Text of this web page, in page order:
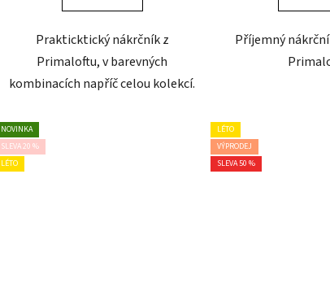
Prakticktický nákrčník z
Primaloftu, v barevných
kombinacích napříč celou kolekcí.
Příjemný
NOVINKA
SLEVA 20 %
LÉTO
LÉTO
VÝPRODEJ
SLEVA 50 %